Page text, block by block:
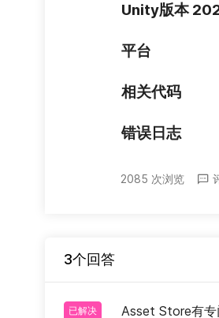
Unity版本
平台
相关代码
错误日志
2085 次浏览
3个回答
已解决 Asset Store有专